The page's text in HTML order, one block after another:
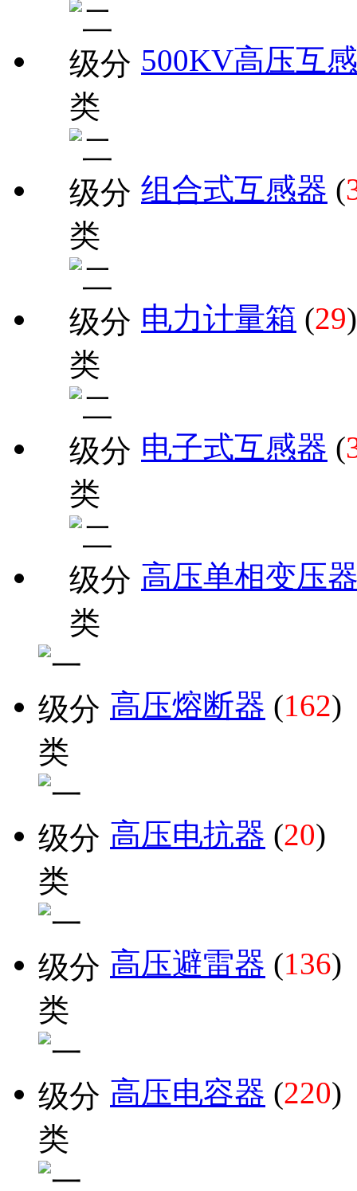
500KV高压互
组合式互感器 (
电力计量箱 (29)
电子式互感器 (
高压单相变压
高压熔断器 (162)
高压电抗器 (20)
高压避雷器 (136)
高压电容器 (220)